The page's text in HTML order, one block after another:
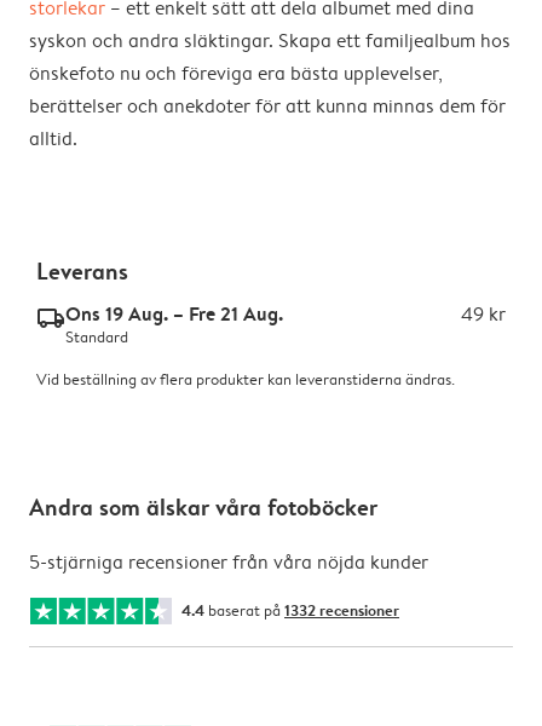
storlekar – ett enkelt sätt att dela albumet med dina
syskon och andra släktingar. Skapa ett familjealbum hos
önskefoto nu och föreviga era bästa upplevelser,
berättelser och anekdoter för att kunna minnas dem för
alltid.
Leverans
delivery_standard_v2Ons 19 Aug. – Fre 21 Aug. 49 kr
Standard
Vid beställning av flera produkter kan leveranstiderna ändras.
Andra som älskar våra fotoböcker
5-stjärniga recensioner från våra nöjda kunder
4.4 baserat på 1332 recensioner